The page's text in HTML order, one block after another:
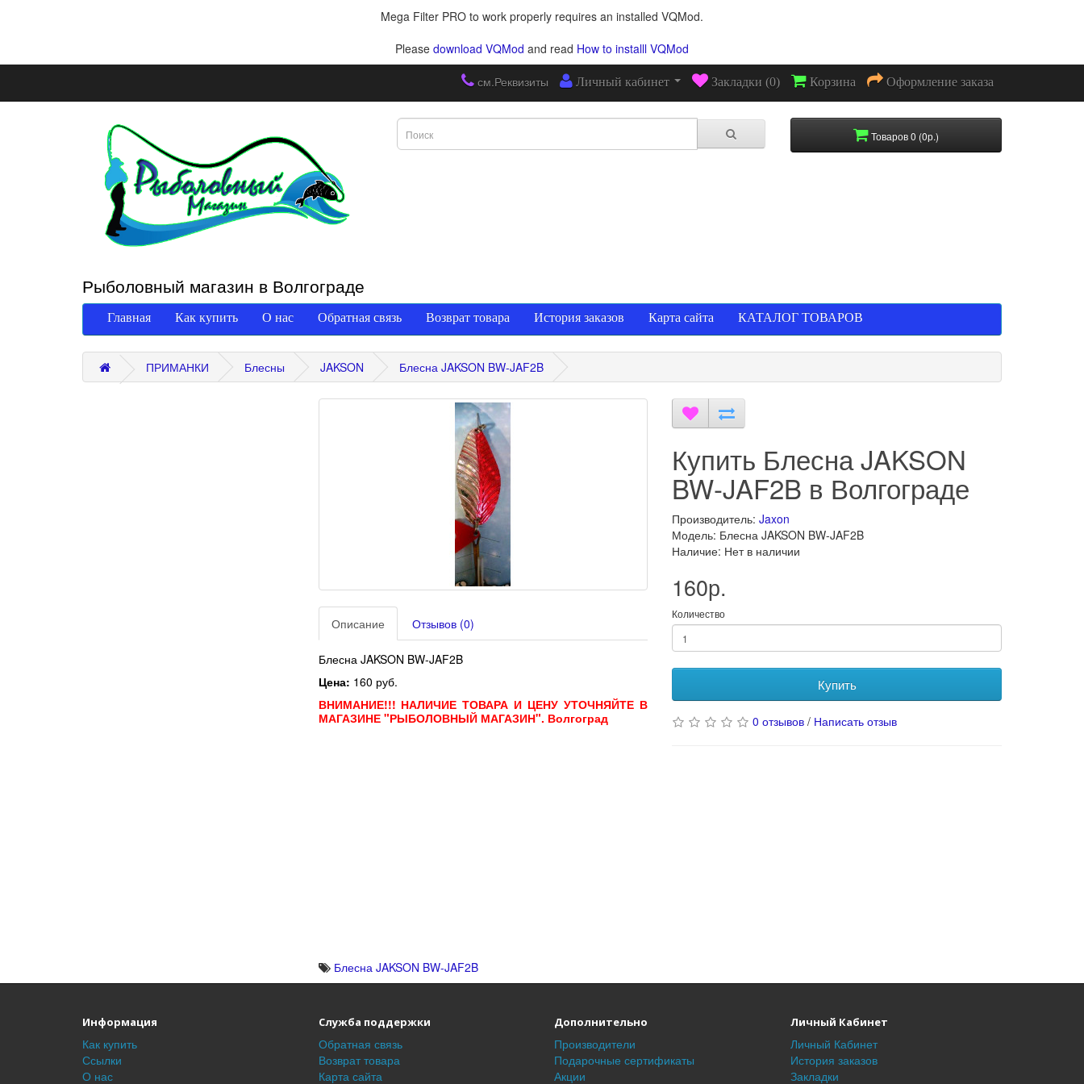
Mega Filter PRO to work properly requires an installed VQMod.
Please download VQMod and read How to installl VQMod
см.Реквизиты Личный кабинет Закладки (0) Корзина Оформление заказа
Товаров 0 (0р.)
Рыболовный магазин в Волгограде
Главная Как купить О нас Обратная связь Возврат товара История заказов Карта сайта КАТАЛОГ ТОВАРОВ
ПРИМАНКИ Блесны JAKSON Блесна JAKSON BW-JAF2B
Описание Отзывов (0)
Блесна JAKSON BW-JAF2B
Цена: 160 руб.
ВНИМАНИЕ!!! НАЛИЧИЕ ТОВАРА И ЦЕНУ УТОЧНЯЙТЕ В
МАГАЗИНЕ "РЫБОЛОВНЫЙ МАГАЗИН". Волгоград
Купить Блесна JAKSON
BW-JAF2B в Волгограде
Производитель:Jaxon
Модель: Блесна JAKSON BW-JAF2B
Наличие: Нет в наличии
160р.
Количество
Купить
0 отзывов / Написать отзыв
Блесна JAKSON BW-JAF2B
Информация
Как купить
Ссылки
О нас
Служба поддержки
Обратная связь
Возврат товара
Карта сайта
Дополнительно
Производители
Подарочные сертификаты
Акции
Личный Кабинет
Личный Кабинет
История заказов
Закладки